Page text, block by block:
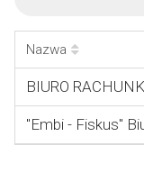
Nazwa
BIURO
"Embi - Fiskus"